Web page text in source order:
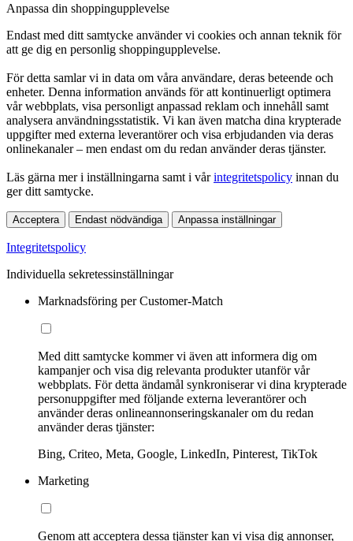
Anpassa din shoppingupplevelse
Endast med ditt samtycke använder vi cookies och annan teknik för
att ge dig en personlig shoppingupplevelse.
För detta samlar vi in data om våra användare, deras beteende och
enheter. Denna information används för att kontinuerligt optimera
vår webbplats, visa personligt anpassad reklam och innehåll samt
analysera användningsstatistik. Vi kan även matcha dina krypterade
uppgifter med externa leverantörer och visa erbjudanden via deras
onlinekanaler – men endast om du redan använder deras tjänster.
Läs gärna mer i inställningarna samt i vårintegritetspolicy innan du
ger ditt samtycke.
Acceptera Endast nödvändiga Anpassa inställningar
Integritetspolicy
Individuella sekretessinställningar
Marknadsföring per Customer-Match
Med ditt samtycke kommer vi även att informera dig om
kampanjer och visa dig relevanta produkter utanför vår
webbplats. För detta ändamål synkroniserar vi dina krypterade
personuppgifter med följande externa leverantörer och
använder deras onlineannonseringskanaler om du redan
använder deras tjänster:
Bing, Criteo, Meta, Google, LinkedIn, Pinterest, TikTok
Marketing
Genom att acceptera dessa tjänster kan vi visa dig annonser,